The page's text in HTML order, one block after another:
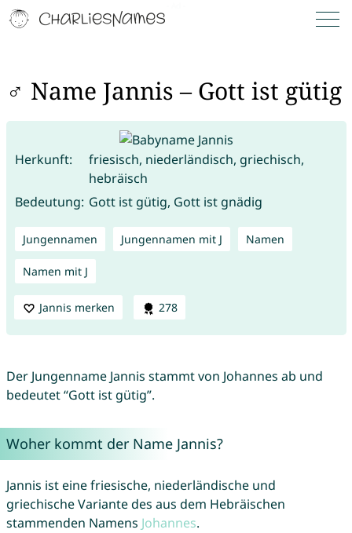
♂ Name Jannis – Gott ist gütig
Herkunft:
friesisch, niederländisch, griechisch,
hebräisch
Bedeutung: Gott ist gütig, Gott ist gnädig
Jungennamen Jungennamen mit J Namen
Namen mit J
Jannis merken 278
Der Jungenname Jannis stammt von Johannes ab und
bedeutet “Gott ist gütig”.
Woher kommt der Name Jannis?
Jannis ist eine friesische, niederländische und
griechische Variante des aus dem Hebräischen
stammenden Namens Johannes.